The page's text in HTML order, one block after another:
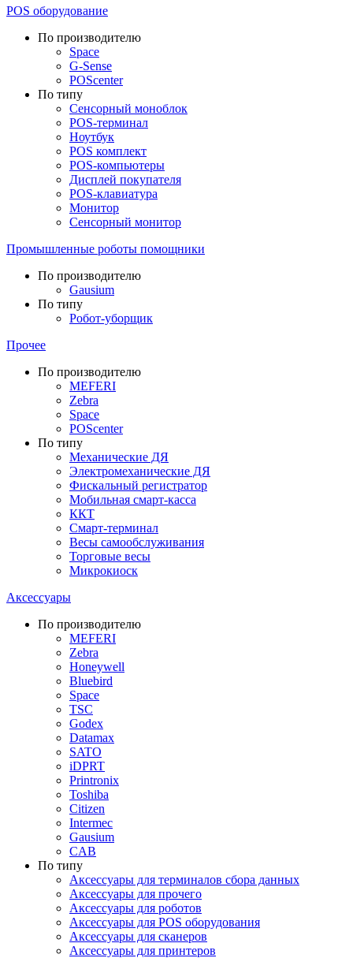
POS оборудование
По производителю
Space
G-Sense
POScenter
По типу
Сенсорный моноблок
POS-терминал
Ноутбук
POS комплект
POS-компьютеры
Дисплей покупателя
POS-клавиатура
Монитор
Сенсорный монитор
Промышленные роботы помощники
По производителю
Gausium
По типу
Робот-уборщик
Прочее
По производителю
MEFERI
Zebra
Space
POScenter
По типу
Механические ДЯ
Электромеханические ДЯ
Фискальный регистратор
Мобильная смарт-касса
ККТ
Смарт-терминал
Весы самообслуживания
Торговые весы
Микрокиоск
Аксессуары
По производителю
MEFERI
Zebra
Honeywell
Bluebird
Space
TSC
Godex
Datamax
SATO
iDPRT
Printronix
Toshiba
Citizen
Intermec
Gausium
CAB
По типу
Аксессуары для терминалов сбора данных
Аксессуары для прочего
Аксессуары для роботов
Аксессуары для POS оборудования
Аксессуары для сканеров
Аксессуары для принтеров